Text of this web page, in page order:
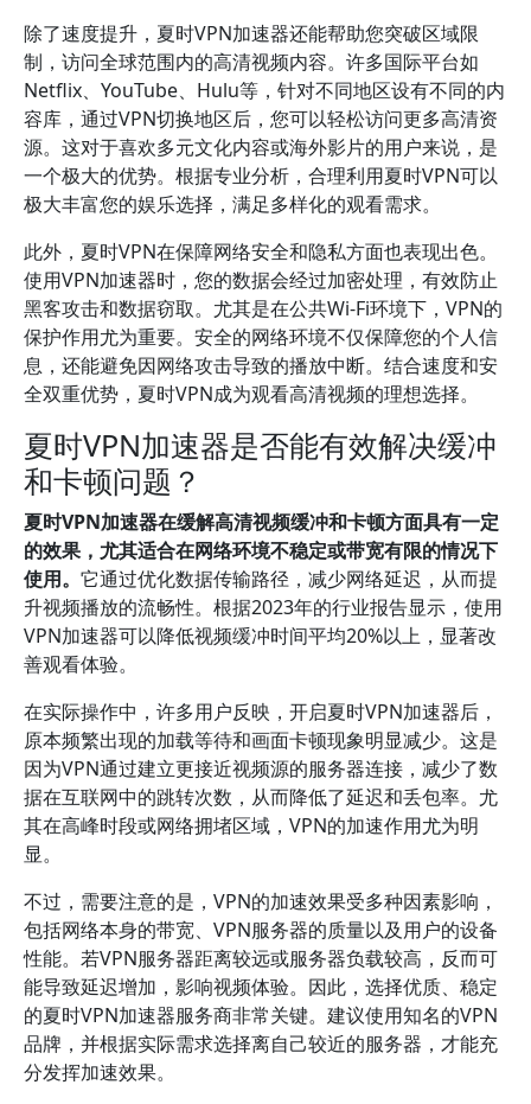
除了速度提升，夏时VPN加速器还能帮助您突破区域限
制，访问全球范围内的高清视频内容。许多国际平台如
Netflix、YouTube、Hulu等，针对不同地区设有不同的内
容库，通过VPN切换地区后，您可以轻松访问更多高清资
源。这对于喜欢多元文化内容或海外影片的用户来说，是
一个极大的优势。根据专业分析，合理利用夏时VPN可以
极大丰富您的娱乐选择，满足多样化的观看需求。
此外，夏时VPN在保障网络安全和隐私方面也表现出色。
使用VPN加速器时，您的数据会经过加密处理，有效防止
黑客攻击和数据窃取。尤其是在公共Wi-Fi环境下，VPN的
保护作用尤为重要。安全的网络环境不仅保障您的个人信
息，还能避免因网络攻击导致的播放中断。结合速度和安
全双重优势，夏时VPN成为观看高清视频的理想选择。
夏时VPN加速器是否能有效解决缓冲
和卡顿问题？
夏时VPN加速器在缓解高清视频缓冲和卡顿方面具有一定
的效果，尤其适合在网络环境不稳定或带宽有限的情况下
使用。 它通过优化数据传输路径，减少网络延迟，从而提
升视频播放的流畅性。根据2023年的行业报告显示，使用
VPN加速器可以降低视频缓冲时间平均20%以上，显著改
善观看体验。
在实际操作中，许多用户反映，开启夏时VPN加速器后，
原本频繁出现的加载等待和画面卡顿现象明显减少。这是
因为VPN通过建立更接近视频源的服务器连接，减少了数
据在互联网中的跳转次数，从而降低了延迟和丢包率。尤
其在高峰时段或网络拥堵区域，VPN的加速作用尤为明
显。
不过，需要注意的是，VPN的加速效果受多种因素影响，
包括网络本身的带宽、VPN服务器的质量以及用户的设备
性能。若VPN服务器距离较远或服务器负载较高，反而可
能导致延迟增加，影响视频体验。因此，选择优质、稳定
的夏时VPN加速器服务商非常关键。建议使用知名的VPN
品牌，并根据实际需求选择离自己较近的服务器，才能充
分发挥加速效果。